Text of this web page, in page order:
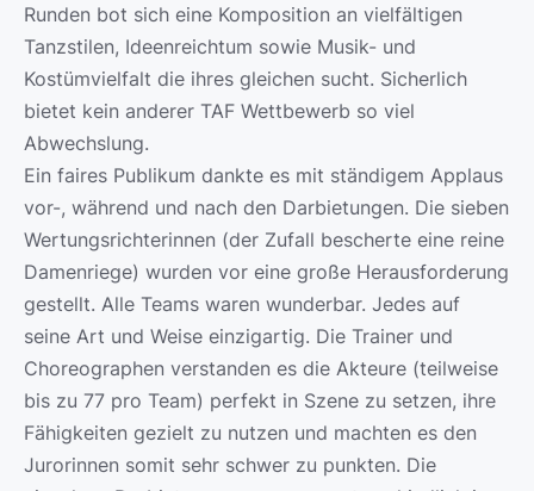
Runden bot sich eine Komposition an vielfältigen
Tanzstilen, Ideenreichtum sowie Musik- und
Kostümvielfalt die ihres gleichen sucht. Sicherlich
bietet kein anderer TAF Wettbewerb so viel
Abwechslung.
Ein faires Publikum dankte es mit ständigem Applaus
vor-, während und nach den Darbietungen. Die sieben
Wertungsrichterinnen (der Zufall bescherte eine reine
Damenriege) wurden vor eine große Herausforderung
gestellt. Alle Teams waren wunderbar. Jedes auf
seine Art und Weise einzigartig. Die Trainer und
Choreographen verstanden es die Akteure (teilweise
bis zu 77 pro Team) perfekt in Szene zu setzen, ihre
Fähigkeiten gezielt zu nutzen und machten es den
Jurorinnen somit sehr schwer zu punkten. Die